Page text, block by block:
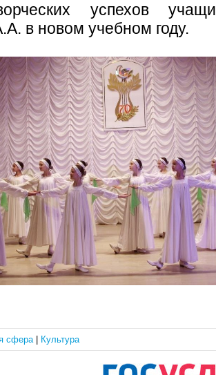
успехов
в новом учебном году.
сфера Культура